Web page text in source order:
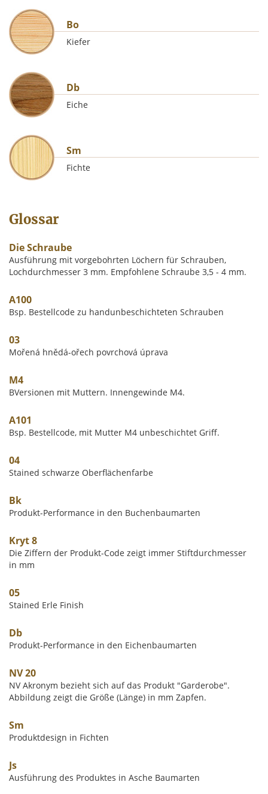
Bo
Kiefer
Db
Eiche
Sm
Fichte
Glossar
Die Schraube
Ausführung mit vorgebohrten Löchern für Schrauben,
Lochdurchmesser 3 mm. Empfohlene Schraube 3,5 - 4 mm.
A100
Bsp. Bestellcode zu handunbeschichteten Schrauben
03
Mořená hnědá-ořech povrchová úprava
M4
BVersionen mit Muttern. Innengewinde M4.
A101
Bsp. Bestellcode, mit Mutter M4 unbeschichtet Griff.
04
Stained schwarze Oberflächenfarbe
Bk
Produkt-Performance in den Buchenbaumarten
Kryt 8
Die Ziffern der Produkt-Code zeigt immer Stiftdurchmesser
in mm
05
Stained Erle Finish
Db
Produkt-Performance in den Eichenbaumarten
NV 20
NV Akronym bezieht sich auf das Produkt "Garderobe".
Abbildung zeigt die Größe (Länge) in mm Zapfen.
Sm
Produktdesign in Fichten
Js
Ausführung des Produktes in Asche Baumarten